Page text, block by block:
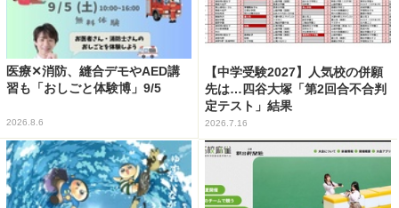
医療✕消防、縫合デモやAED講
習も「おしごと体験博」9/5
2026.8.6
【中学受験2027】人気校の併願
先は…四谷大塚「第2回合不合判
定テスト」結果
2026.7.16